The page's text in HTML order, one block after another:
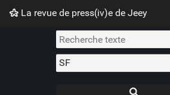
La revue de press(iv)e de Jeey
Nuage de tags Mur d'images